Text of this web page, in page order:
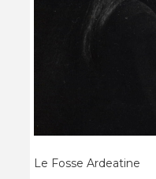
Le Fosse Ardeatine